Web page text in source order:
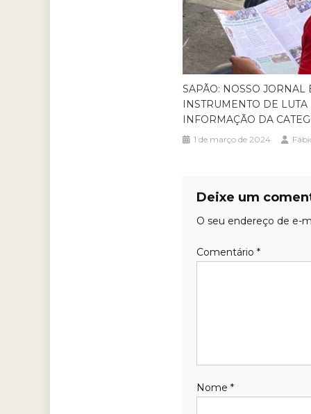
SAPÃO: NOSSO JORNAL
INSTRUMENTO DE LUTA
INFORMAÇÃO DA
1 de março de 2024
Deixe um
O seu endereço de e-
Comentário *
Nome *